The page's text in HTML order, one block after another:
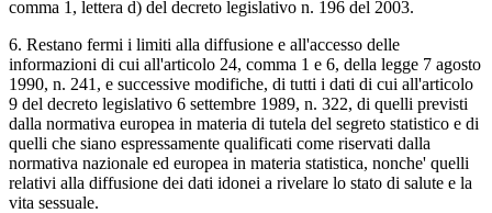
comma 1, lettera d) del decreto legislativo n. 196 del 2003.
6. Restano fermi i limiti alla diffusione e all'accesso delle
informazioni di cui all'articolo 24, comma 1 e 6, della legge 7 agosto
1990, n. 241, e successive modifiche, di tutti i dati di cui all'articolo
9 del decreto legislativo 6 settembre 1989, n. 322, di quelli previsti
dalla normativa europea in materia di tutela del segreto statistico e di
quelli che siano espressamente qualificati come riservati dalla
normativa nazionale ed europea in materia statistica, nonche' quelli
relativi alla diffusione dei dati idonei a rivelare lo stato di salute e la
vita sessuale.